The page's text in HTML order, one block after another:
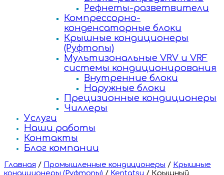
Рефнеты-разветвители
Компрессорно-
конденсаторные блоки
Крышные кондиционеры
(Руфтопы)
Мультизональные VRV и VRF
системы кондиционирования
Внутренние блоки
Наружные блоки
Прецизионные кондиционеры
Чиллеры
Услуги
Наши работы
Контакты
Блог компании
Главная / Промышленные кондиционеры / Крышные
кондиционеры (Руфтопы) / Kentatsu / Крышный